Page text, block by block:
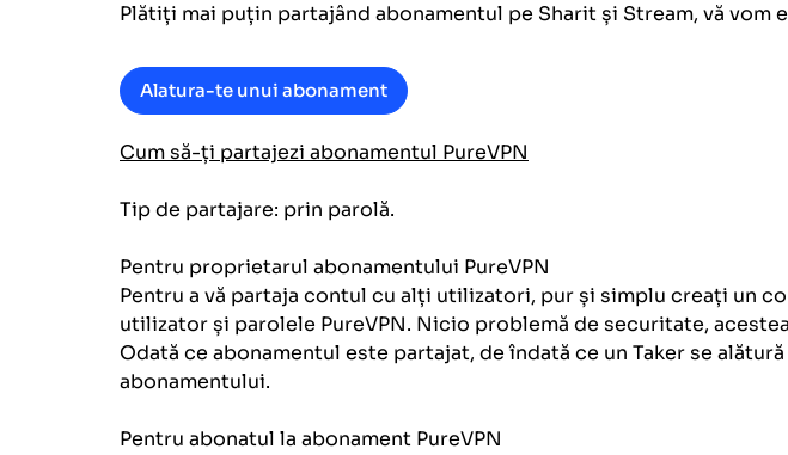
Plătiți mai puțin partajând abonamentul pe Sharit și Stream, vă vom
Alatura-te unui abonament
Cum să-ți partajezi abonamentul PureVPN
Tip de partajare: prin parolă.
Pentru proprietarul abonamentului PureVPN
Pentru a vă partaja contul cu alți utilizatori, pur și simplu creați un
utilizator și parolele PureVPN. Nicio problemă de securitate,
Odată ce abonamentul este partajat, de îndată ce un Taker se
abonamentului.
Pentru abonatul la abonament PureVPN